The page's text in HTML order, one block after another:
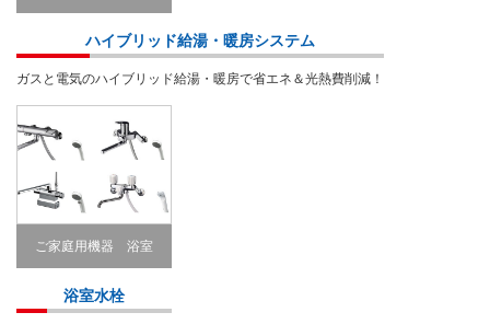
Bathroom
ハイブリッド給湯・暖房システム
ガスと電気のハイブリッド給湯・暖房で省エネ＆光熱費削減！
ご家庭用機器 浴室
Bathroom
浴室水栓